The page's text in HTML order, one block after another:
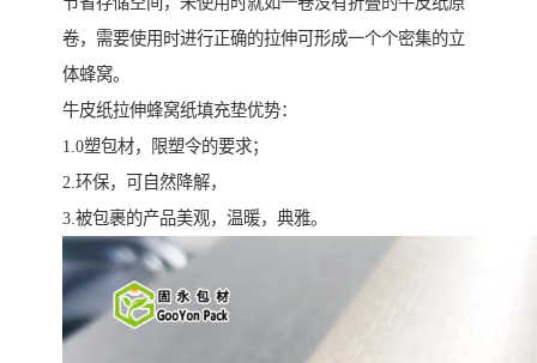
卷，需要使用时进行正确的拉伸可形成一个个密集的立
体蜂窝。
牛皮纸拉伸蜂窝纸填充垫优势：
1.0塑包材，限塑令的要求；
2.环保，可自然降解，
3.被包裹的产品美观，温暖，典雅。